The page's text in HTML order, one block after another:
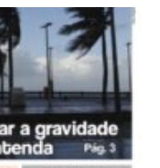
De Agosto De